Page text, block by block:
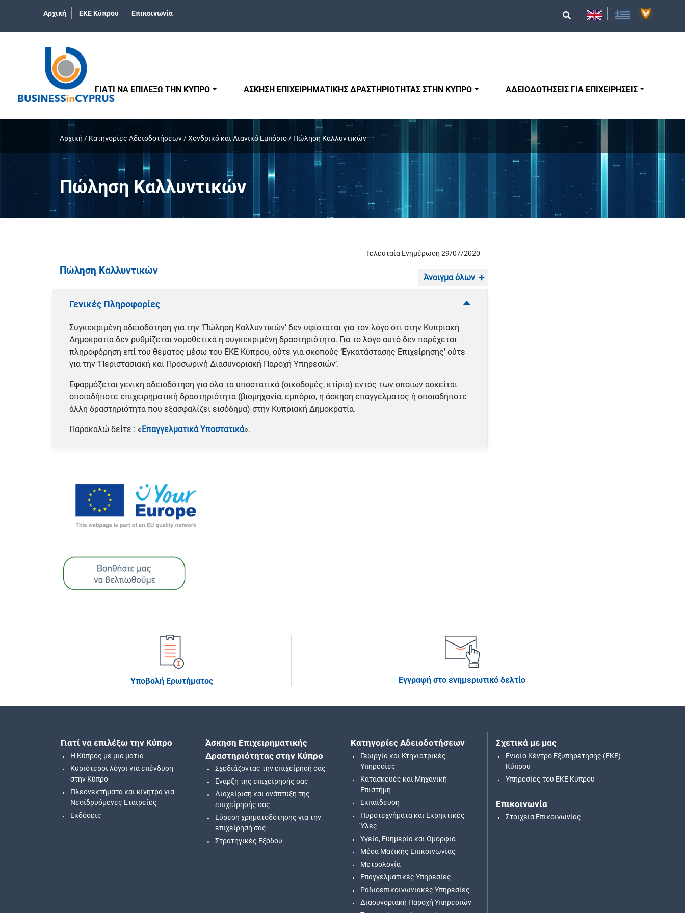
Αρχική ΕΚΕ Κύπρου Επικοινωνία
ΓΙΑΤΙ ΝΑ ΕΠΙΛΕΞΩ ΤΗΝ ΚΥΠΡΟ ΑΣΚΗΣΗ ΕΠΙΧΕΙΡΗΜΑΤΙΚΗΣ ΔΡΑΣΤΗΡΙΟΤΗΤΑΣ ΣΤΗΝ ΚΥΠΡΟ ΑΔΕΙΟΔΟΤΗΣΕΙΣ ΓΙΑ ΕΠΙΧΕΙΡΗΣΕΙΣ
Αρχική / Κατηγορίες Αδειοδοτήσεων /Χονδρικό και Λιανικό Εμπόριο/ Πώληση Καλλυντικών
Πώληση Καλλυντικών
Τελευταία Ενημέρωση 29/07/2020
Πώληση Καλλυντικών
Άνοιγμα όλων
Γενικές Πληροφορίες
Συγκεκριμένη αδειοδότηση για την ‘Πώληση Καλλυντικών’ δεν υφίσταται για τον λόγο ότι στην Κυπριακή
Δημοκρατία δεν ρυθμίζεται νομοθετικά η συγκεκριμένη δραστηριότητα. Για το λόγο αυτό δεν παρέχεται
πληροφόρηση επί του θέματος μέσω του ΕΚΕ Κύπρου, ούτε για σκοπούς ‘Εγκατάστασης Επιχείρησης’ ούτε
για την ‘Περιστασιακή και Προσωρινή Διασυνοριακή Παροχή Υπηρεσιών’.
Εφαρμόζεται γενική αδειοδότηση για όλα τα υποστατικά (οικοδομές, κτίρια) εντός των οποίων ασκείται
οποιαδήποτε επιχειρηματική δραστηριότητα (βιομηχανία, εμπόριο, η άσκηση επαγγέλματος ή οποιαδήποτε
άλλη δραστηριότητα που εξασφαλίζει εισόδημα) στην Κυπριακή Δημοκρατία.
Παρακαλώ δείτε : « Επαγγελματικά Υποστατικά».
Υποβολή Ερωτήματος Εγγραφή στο ενημερωτικό δελτίο
Γιατί να επιλέξω την Κύπρο
H Κύπρος με μια ματιά
Κυριότεροι λόγοι για επένδυση
στην Κύπρο
Πλεονεκτήματα και κίνητρα για
Νεοϊδρυόμενες Εταιρείες
Εκδόσεις
Άσκηση Επιχειρηματικής
Δραστηριότητας στην Κύπρο
Σχεδιάζοντας την επιχείρησή σας
Έναρξη της επιχείρησής σας
Διαχείριση και ανάπτυξη της
επιχείρησής σας
Εύρεση χρηματοδότησης για την
επιχείρησή σας
Στρατηγικές Εξόδου
Κατηγορίες Αδειοδοτήσεων
Γεωργία και Κτηνιατρικές
Υπηρεσίες
Κατασκευές και Μηχανική
Επιστήμη
Εκπαίδευση
Πυροτεχνήματα και Εκρηκτικές
Ύλες
Υγεία, Ευημερία και Ομορφιά
Μέσα Μαζικής Επικοινωνίας
Μετρολογία
Επαγγελματικές Υπηρεσίες
Ραδιοεπικοινωνιακές Υπηρεσίες
Διασυνοριακή Παροχή Υπηρεσιών
Σχετικά με μας
Ενιαίο Κέντρο Εξυπηρέτησης (ΕΚΕ)
Κύπρου
Υπηρεσίες του ΕΚΕ Κύπρου
Επικοινωνία
Στοιχεία Επικοινωνίας